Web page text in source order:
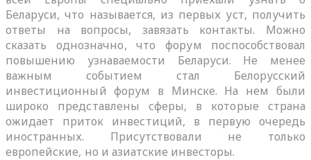
Беларуси, что называется, из первых уст, получить
ответы на вопросы, завязать контакты. Можно
сказать однозначно, что форум поспособствовал
повышению узнаваемости Беларуси. Не менее
важным событием стал Белорусский
инвестиционный форум в Минске. На нем были
широко представлены сферы, в которые страна
ожидает приток инвестиций, в первую очередь
иностранных. Присутствовали не только
европейские, но и азиатские инвесторы.